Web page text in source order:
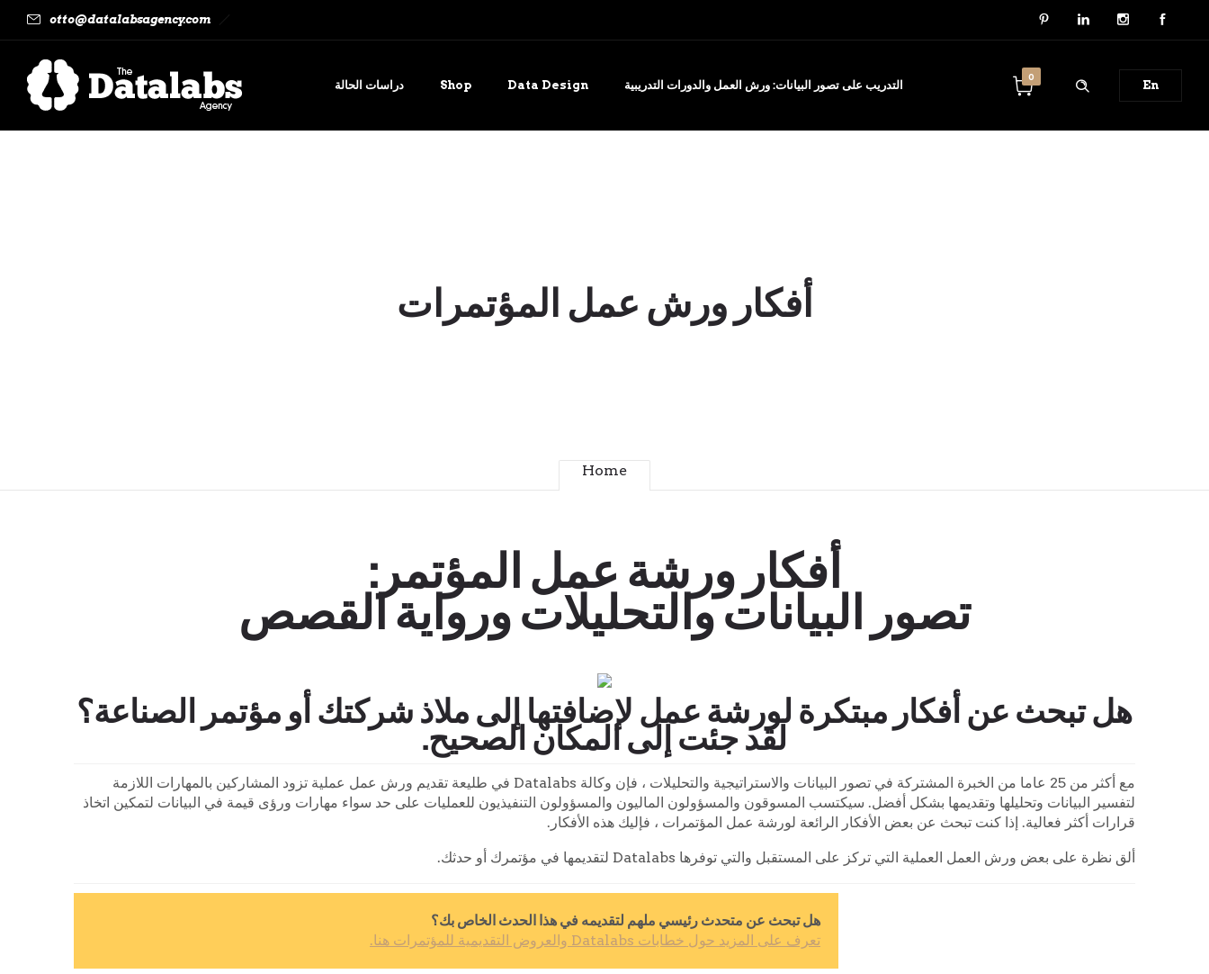
otto@datalabsagency.com
En
0
التدريب على تصور البيانات: ورش العمل والدورات التدريبية Data Design
Shop دراسات الحالة
أفكار ورش عمل المؤتمرات
Home
أفكار ورشة عمل المؤتمر:
تصور البيانات والتحليلات ورواية القصص
هل تبحث عن أفكار مبتكرة لورشة عمل لإضافتها إلى ملاذ شركتك أو مؤتمر الصناعة؟
لقد جئت إلى المكان الصحيح.
مع أكثر من 25 عاما من الخبرة المشتركة في تصور البيانات والاستراتيجية والتحليلات ، فإن وكالة Datalabs في طليعة تقديم ورش عمل عملية تزود المشاركين بالمهارات اللازمة
لتفسير البيانات وتحليلها وتقديمها بشكل أفضل. سيكتسب المسوقون والمسؤولون الماليون والمسؤولون التنفيذيون للعمليات على حد سواء مهارات ورؤى قيمة في البيانات لتمكين اتخاذ
قرارات أكثر فعالية. إذا كنت تبحث عن بعض الأفكار الرائعة لورشة عمل المؤتمرات ، فإليك هذه الأفكار.
ألق نظرة على بعض ورش العمل العملية التي تركز على المستقبل والتي توفرها Datalabs لتقديمها في مؤتمرك أو حدثك.
هل تبحث عن متحدث رئيسي ملهم لتقديمه في هذا الحدث الخاص بك؟
تعرف على المزيد حول خطابات Datalabs والعروض التقديمية للمؤتمرات هنا.